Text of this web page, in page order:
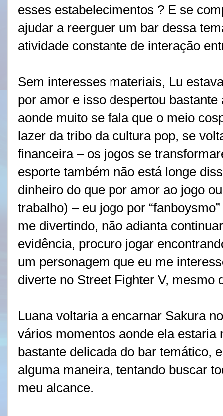
esses estabelecimentos ? E se
ajudar a reerguer um bar dessa
atividade constante de interação
Sem interesses materiais, Lu
por amor e isso despertou
aonde muito se fala que o meio
lazer da tribo da cultura pop, se
financeira – os jogos se
esporte também não está longe
dinheiro do que por amor ao jogo
trabalho) – eu jogo por
me divertindo, não adianta
evidência, procuro jogar
um personagem que eu me
diverte no Street Fighter V, mesmo
Luana voltaria a encarnar Sakura
vários momentos aonde ela estaria
bastante delicada do bar temático,
alguma maneira, tentando buscar
meu alcance.